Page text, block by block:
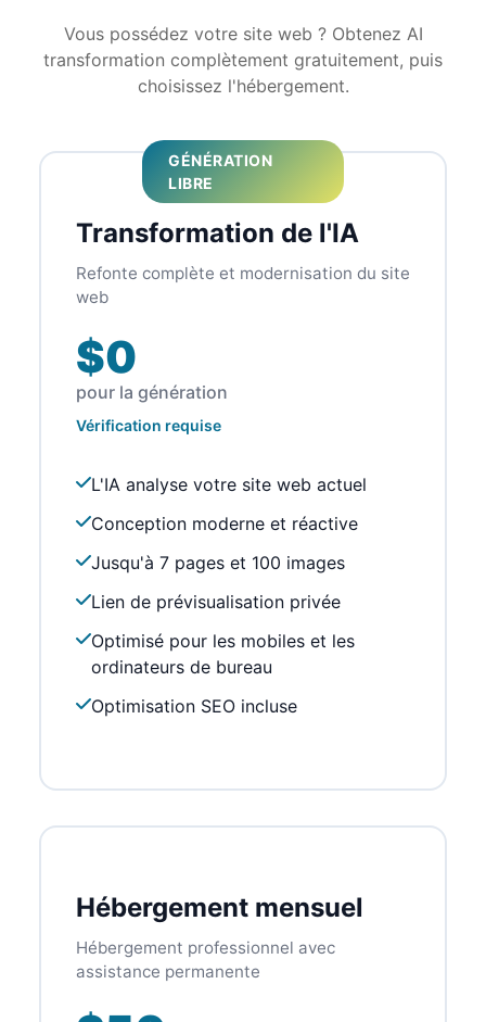
Vous possédez votre site web ? Obtenez AI
transformation complètement gratuitement, puis
choisissez l'hébergement.
GÉNÉRATION
LIBRE
Transformation de l'IA
Refonte complète et modernisation du site
web
$0
pour la génération
Vérification requise
L'IA analyse votre site web actuel
Conception moderne et réactive
Jusqu'à 7 pages et 100 images
Lien de prévisualisation privée
Optimisé pour les mobiles et les
ordinateurs de bureau
Optimisation SEO incluse
Hébergement mensuel
Hébergement professionnel avec
assistance permanente